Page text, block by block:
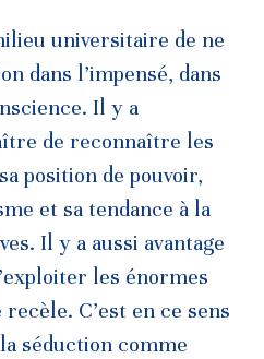
universitaire de ne
dans l’impensé, dans
Il y a
de reconnaître les
position de pouvoir,
et sa tendance à la
Il y a aussi avantage
les énormes
C’est en ce sens
séduction comme